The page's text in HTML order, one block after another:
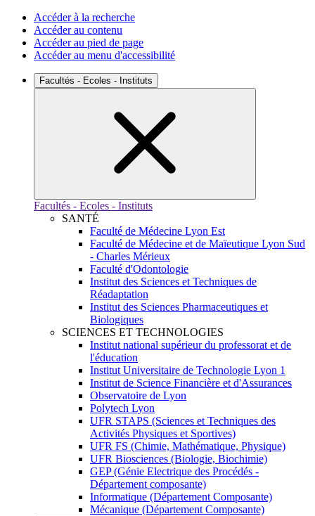
Accéder à la recherche
Accéder au contenu
Accéder au pied de page
Accéder au menu d'accessibilité
Facultés - Ecoles - Instituts
Facultés - Ecoles - Instituts
SANTÉ
Faculté de Médecine Lyon Est
Faculté de Médecine et de Maïeutique Lyon Sud
- Charles Mérieux
Faculté d'Odontologie
Institut des Sciences et Techniques de
Réadaptation
Institut des Sciences Pharmaceutiques et
Biologiques
SCIENCES ET TECHNOLOGIES
Institut national supérieur du professorat et de
l'éducation
Institut Universitaire de Technologie Lyon 1
Institut de Science Financière et d'Assurances
Observatoire de Lyon
Polytech Lyon
UFR STAPS (Sciences et Techniques des
Activités Physiques et Sportives)
UFR FS (Chimie, Mathématique, Physique)
UFR Biosciences (Biologie, Biochimie)
GEP (Génie Electrique des Procédés -
Département composante)
Informatique (Département Composante)
Mécanique (Département Composante)